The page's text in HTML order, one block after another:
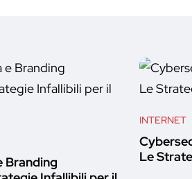
Branding
INTERNET
Le